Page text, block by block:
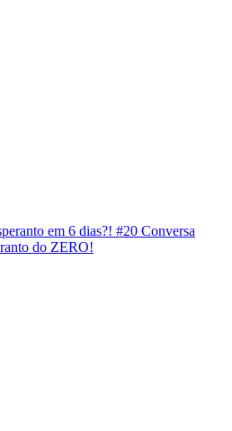
em 6 dias?! #20 Conversa
do ZERO!